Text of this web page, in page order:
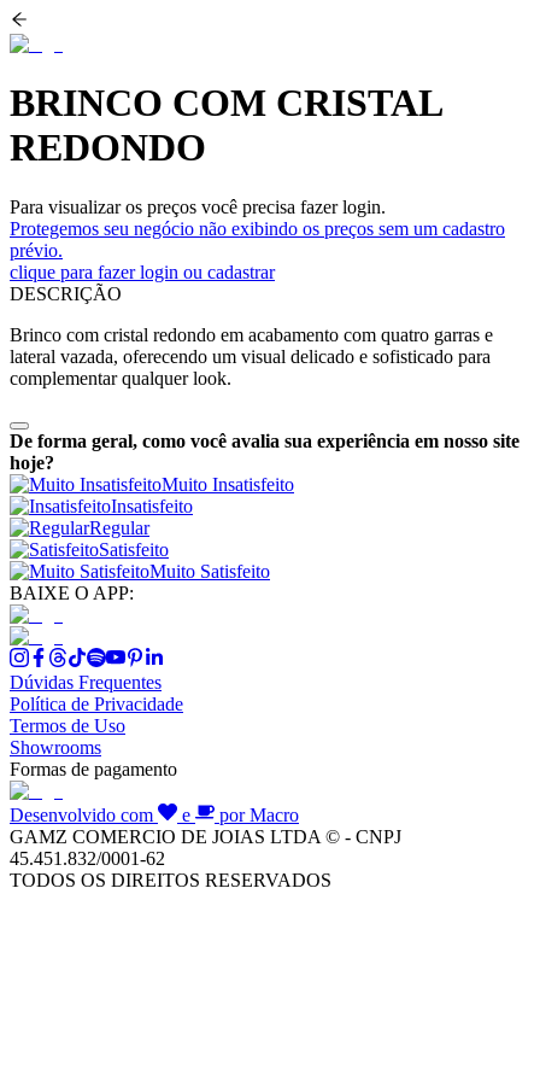
BRINCO COM CRISTAL
REDONDO
Para visualizar os preços você precisa fazer login.
Protegemos seu negócio não exibindo os preços sem um cadastro
prévio.
clique para fazer login ou cadastrar
DESCRIÇÃO
Brinco com cristal redondo em acabamento com quatro garras e
lateral vazada, oferecendo um visual delicado e sofisticado para
complementar qualquer look.
De forma geral, como você avalia sua experiência em nosso site
hoje?
Muito Insatisfeito
Insatisfeito
Regular
Satisfeito
Muito Satisfeito
BAIXE O APP:
Dúvidas Frequentes
Política de Privacidade
Termos de Uso
Showrooms
Formas de pagamento
Desenvolvido com e
por Macro
GAMZ COMERCIO DE JOIAS LTDA © - CNPJ
45.451.832/0001-62
TODOS OS DIREITOS RESERVADOS